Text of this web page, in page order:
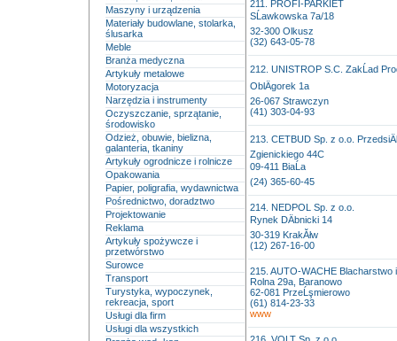
Maszyny i urządzenia
Materiały budowlane, stolarka,
ślusarka
Meble
Branża medyczna
Artykuły metalowe
Motoryzacja
Narzędzia i instrumenty
Oczyszczanie, sprzątanie,
środowisko
Odzież, obuwie, bielizna,
galanteria, tkaniny
Artykuły ogrodnicze i rolnicze
Opakowania
Papier, poligrafia, wydawnictwa
Pośrednictwo, doradztwo
Projektowanie
Reklama
Artykuły spożywcze i
przetwórstwo
Surowce
Transport
Turystyka, wypoczynek,
rekreacja, sport
Usługi dla firm
Usługi dla wszystkich
211. PROFI-PARKIET
SĹawkowska 7a/18
32-300 Olkusz
(32) 643-05-78
212. UNISTROP S.C. ZakĹad
OblÄgorek 1a
26-067 Strawczyn
(41) 303-04-93
213. CETBUD Sp. z o.o.
Zgienickiego 44C
09-411 BiaĹa
(24) 365-60-45
214. NEDPOL Sp. z o.o.
Rynek DÄbnicki 14
30-319 KrakĂłw
(12) 267-16-00
215. AUTO-WACHE Blacharstwo
Rolna 29a, Baranowo
62-081 PrzeĹşmierowo
(61) 814-23-33
www